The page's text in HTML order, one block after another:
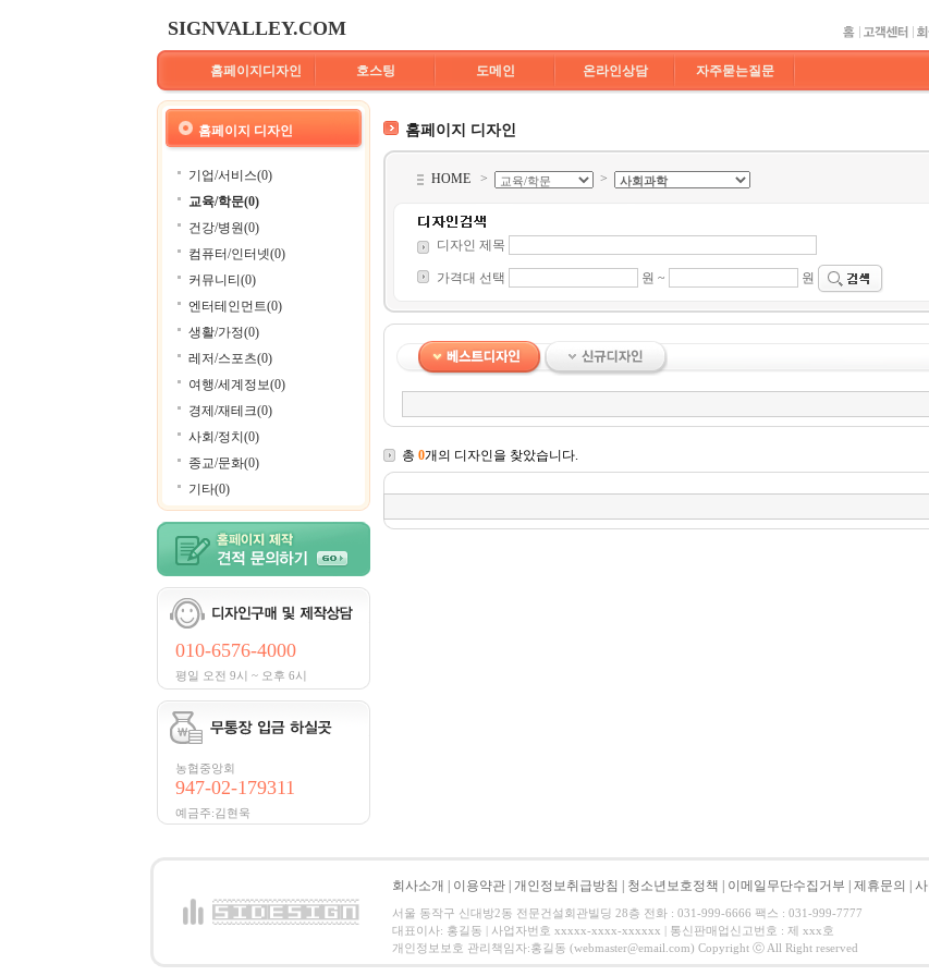
SIGNVALLEY.COM
홈페이지디자인 호스팅 도메인 온라인상담 자주묻는질문
홈페이지 디자인
기업/서비스(0)
교육/학문(0)
건강/병원(0)
컴퓨터/인터넷(0)
커뮤니티(0)
엔터테인먼트(0)
생활/가정(0)
레저/스포츠(0)
여행/세계정보(0)
경제/재테크(0)
사회/정치(0)
종교/문화(0)
기타(0)
010-6576-4000
평일 오전 9시 ~ 오후 6시
농협중앙회
947-02-179311
예금주:김현욱
홈페이지 디자인
HOME > >
디자인 제목
가격대 선택 원 ~ 원
총 0개의 디자인을 찾았습니다.
회사소개 이용약관 개인정보취급방침 청소년보호정책 이메일무단수집거부 제휴문의
서울 동작구 신대방2동 전문건설회관빌딩 28층 전화 : 031-999-6666 팩스 : 031-999-7777
대표이사: 홍길동 | 사업자번호 xxxxx-xxxx-xxxxxx | 통신판매업신고번호 : 제 xxx호
개인정보보호 관리책임자:홍길동 (webmaster@email.com) Copyright ⓒ All Right reserved